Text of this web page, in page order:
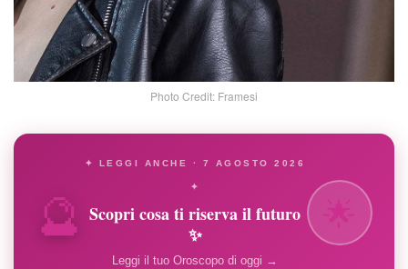
Photo Credit: Framesi
🔮
✦ LEGGI ANCHE · 7 AGOSTO 2026
✦
Scopri cosa ti riserva il futuro
✨
Leggi il tuo Oroscopo di oggi →